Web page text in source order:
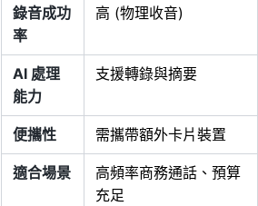
錄音成功
率
高 (物理收音)
AI 處理
能力
支援轉錄與摘要
便攜性 需攜帶額外卡片裝置
適合場景
高頻率商務通話、預算
充足